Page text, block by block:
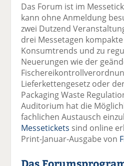
Das Forum ist im
kann ohne Anmeldung
zwei Dutzend
drei Messetagen
Konsumtrends und zu
Neuerungen wie der
Lieferkettengesetz oder
Packaging Waste
Auditorium hat die
fachlichen Austausch
Messetickets sind online
Print-Januar-Ausgabe von